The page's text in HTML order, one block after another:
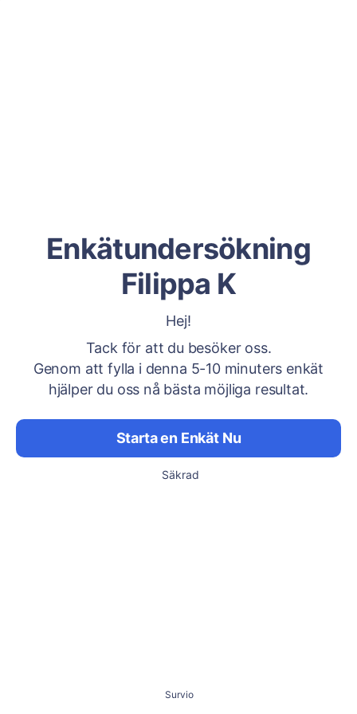
Enkätundersökning
Filippa K
Hej!
Tack för att du besöker oss.
Genom att fylla i denna 5-10 minuters enkät
hjälper du oss nå bästa möjliga resultat.
Starta en Enkät Nu
Säkrad
Survio